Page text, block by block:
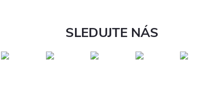
SLEDUJTE NÁS